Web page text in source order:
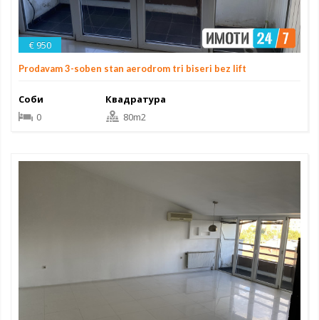
€ 950
Prodavam 3-soben stan aerodrom tri biseri bez lift
Соби
0
Квадратура
80m2